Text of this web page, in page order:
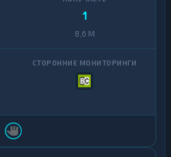
1
8,6 M